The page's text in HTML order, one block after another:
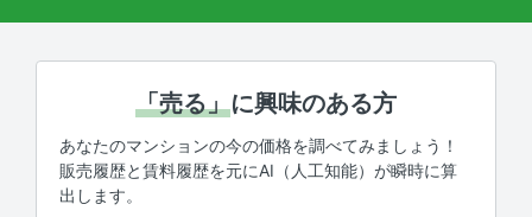
「売る」に興味のある方
あなたのマンションの今の価格を調べてみましょう！
販売履歴と賃料履歴を元にAI（人工知能）が瞬時に算
出します。